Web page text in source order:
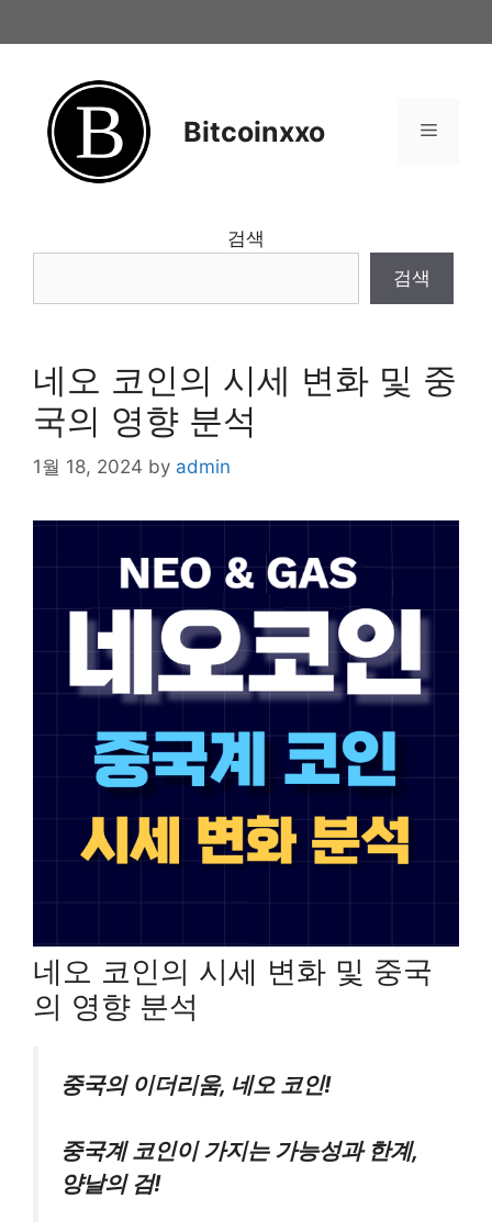
to
Bitcoinxxo Menu
검색
검색
네오 코인의 시세 변화 및 중
국의 영향 분석
1월 18, 2024 by admin
네오 코인의 시세 변화 및 중국
의 영향 분석
중국의 이더리움, 네오 코인!
중국계 코인이 가지는 가능성과 한계,
양날의 검!